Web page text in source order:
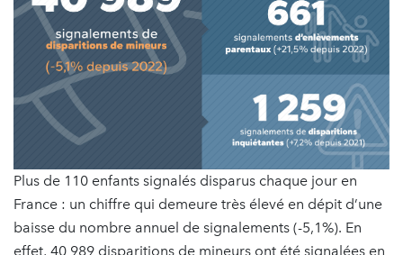
Plus de 110 enfants signalés disparus chaque jour en
France : un chiffre qui demeure très élevé en dépit d’une
baisse du nombre annuel de signalements (-5,1%). En
effet, 40 989 disparitions de mineurs ont été signalées en